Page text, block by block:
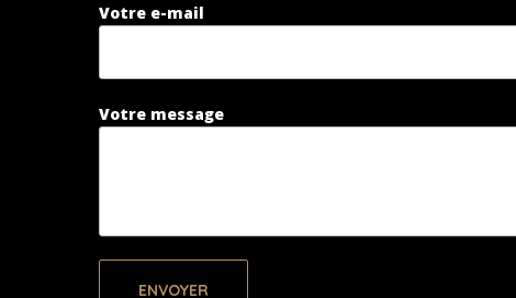
Votre e-mail
Votre message